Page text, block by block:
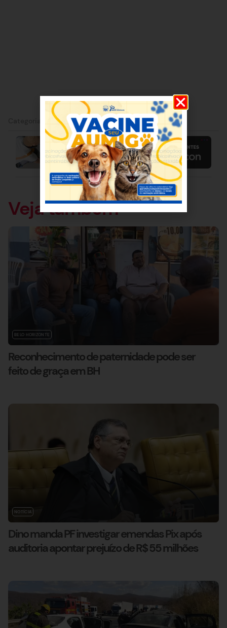
Matozinhos|Minas Gerais
Veja também
BELO HORIZONTE
Reconhecimento de paternidade pode ser
feito de graça em BH
NOTÍCIA
Dino manda PF investigar emendas Pix após
auditoria apontar prejuízo de R$ 55 milhões